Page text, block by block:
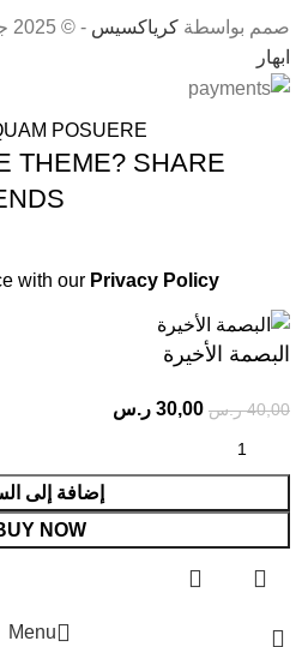
صمم بواسطة كرياكسيس - © 2025 جميع الحقوق محفوظة لـ
ابهار
POSUERE
THEME? SHARE
with our Privacy Policy
البصمة الأخيرة
40,00 ر.س 30,00 ر.س
إضافة إلى
NOW
Menu